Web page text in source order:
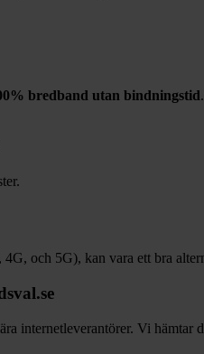
bredband utan bindningstid
.
och 5G), kan vara ett bra
internetleverantörer. Vi hämtar